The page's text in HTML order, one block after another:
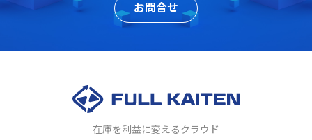
お問合せ
在庫を利益に変えるクラウド